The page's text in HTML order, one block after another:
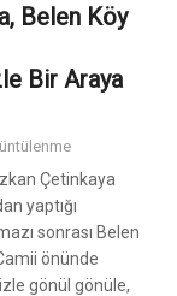
Belen Köy
Bir Araya
Çetinkaya
yaptığı
sonrası Belen
önünde
gönül gönüle,